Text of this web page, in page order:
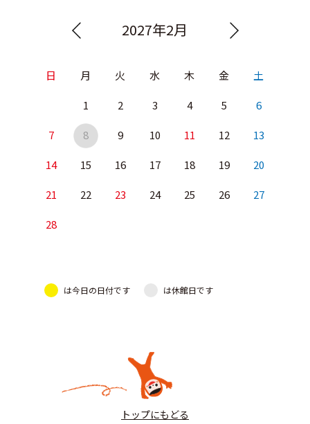
2027年2月
日 月 火 水 木 金 土
1 2 3 4 5 6
7 8 9 10 11 12 13
14 15 16 17 18 19 20
21 22 23 24 25 26 27
28
は今日の日付です は休館日です
トップにもどる